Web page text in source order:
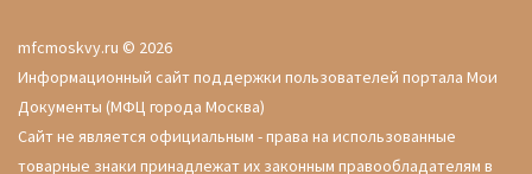
mfcmoskvy.ru © 2026
Информационный сайт поддержки пользователей портала Мои
Документы (МФЦ города Москва)
Сайт не является официальным - права на использованные
товарные знаки принадлежат их законным правообладателям в